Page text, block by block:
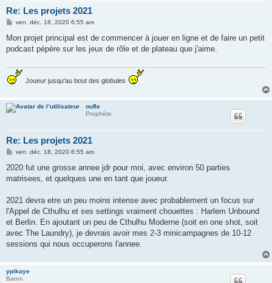
Re: Les projets 2021
M
s
a
ven. déc. 18, 2020 6:55 am
Mon projet principal est de commencer à jouer en ligne et de faire un petit
podcast pépère sur les jeux de rôle et de plateau que j'aime.
Joueur jusqu'au bout des globules
oufle
Prophète
Re: Les projets 2021
M
s
a
ven. déc. 18, 2020 6:55 am
2020 fut une grosse annee jdr pour moi, avec environ 50 parties
matrisees, et quelques une en tant que joueur.
2021 devra etre un peu moins intense avec probablement un focus sur
l'Appel de Cthulhu et ses settings vraiment chouettes : Harlem Unbound
et Berlin. En ajoutant un peu de Cthulhu Moderne (soit en one shot, soit
avec The Laundry), je devrais avoir mes 2-3 minicampagnes de 10-12
sessions qui nous occuperons l'annee.
ypikaye
Banni